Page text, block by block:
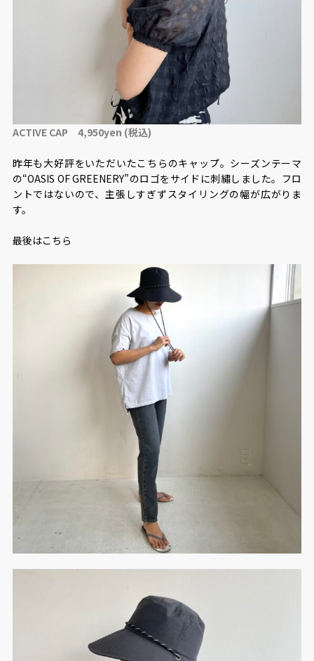
ACTIVE CAP 4,950yen (税込)
昨年も大好評をいただいたこちらのキャップ。シーズンテーマ
の“OASIS OF GREENERY”のロゴをサイドに刺繡しました。フロ
ントではないので、主張しすぎずスタイリングの幅が広がりま
す。
最後はこちら